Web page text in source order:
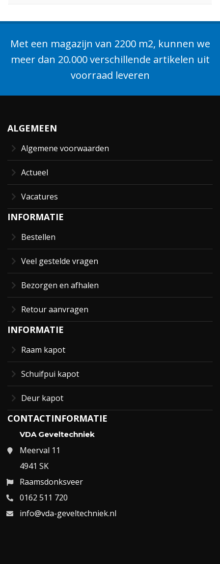
Met een magazijn van 2200 m2, kunnen we
meer dan 20.000 verschillende artikelen uit
voorraad leveren
ALGEMEEN
Algemene voorwaarden
Actueel
Vacatures
INFORMATIE
Bestellen
Veel gestelde vragen
Bezorgen en afhalen
Retour aanvragen
INFORMATIE
Raam kapot
Schuifpui kapot
Deur kapot
CONTACTINFORMATIE
VDA Geveltechniek
Meerval 11
4941 SK
Raamsdonksveer
0162 511 720
info@vda-geveltechniek.nl